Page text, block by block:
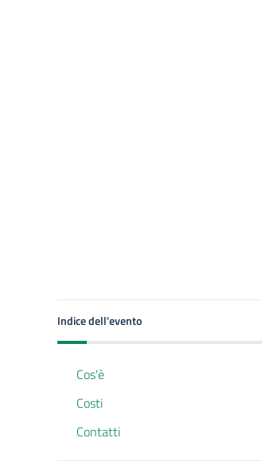
Indice dell'evento
Cos'è
Costi
Contatti